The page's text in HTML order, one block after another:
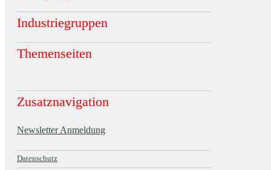
Industriegruppen
Themenseiten
Zusatznavigation
Newsletter Anmeldung
Datenschutz